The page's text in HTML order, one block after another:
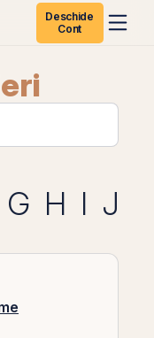
Deschide
Cont
G H I J